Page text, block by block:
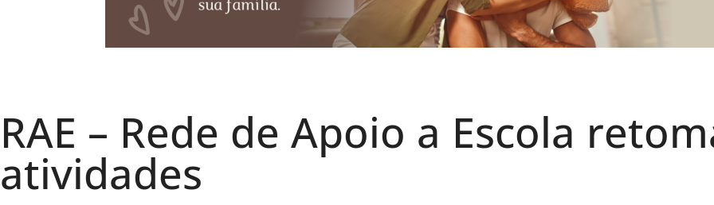
RAE – Rede de Apoio a Escola
atividades